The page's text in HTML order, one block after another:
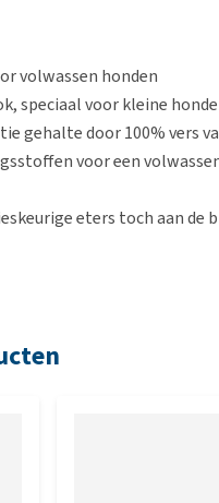
volwassen honden
speciaal voor kleine
gehalte door 100% vers
voor een
eters toch aan de